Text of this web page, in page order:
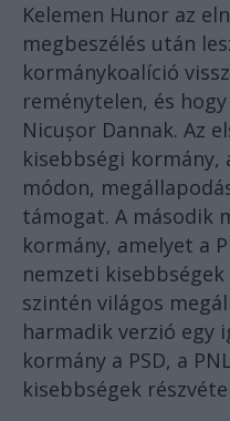
Kelemen Hunor az
megbeszélés után
kormánykoalíció
reménytelen, és
Nicușor Dannak. Az
kisebbségi kormány,
módon,
támogat. A második
kormány, amelyet a
nemzeti
szintén világos
harmadik verzió egy
kormány a PSD, a
kisebbségek